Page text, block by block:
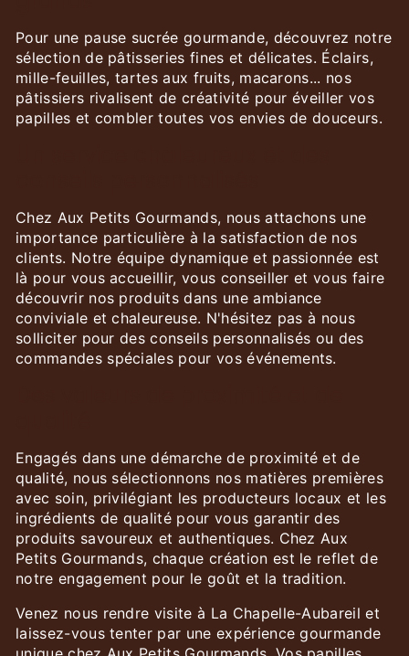
Pour une pause sucrée gourmande, découvrez notre
sélection de pâtisseries fines et délicates. Éclairs,
mille-feuilles, tartes aux fruits, macarons... nos
pâtissiers rivalisent de créativité pour éveiller vos
papilles et combler toutes vos envies de douceurs.
Chez Aux Petits Gourmands, nous attachons une
importance particulière à la satisfaction de nos
clients. Notre équipe dynamique et passionnée est
là pour vous accueillir, vous conseiller et vous faire
découvrir nos produits dans une ambiance
conviviale et chaleureuse. N'hésitez pas à nous
solliciter pour des conseils personnalisés ou des
commandes spéciales pour vos événements.
Engagés dans une démarche de proximité et de
qualité, nous sélectionnons nos matières premières
avec soin, privilégiant les producteurs locaux et les
ingrédients de qualité pour vous garantir des
produits savoureux et authentiques. Chez Aux
Petits Gourmands, chaque création est le reflet de
notre engagement pour le goût et la tradition.
Venez nous rendre visite à La Chapelle-Aubareil et
laissez-vous tenter par une expérience gourmande